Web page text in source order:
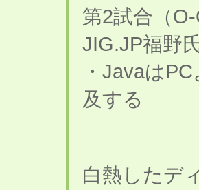
第2試合（
JIG.JP福野氏
・Javaは
及する
白熱したデ